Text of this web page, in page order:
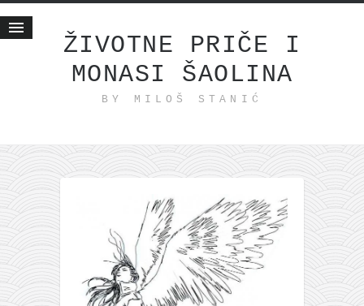
ŽIVOTNE PRIČE I
MONASI ŠAOLINA
BY MILOŠ STANIĆ
Životne priče
internet poslovanje
ishranom do zdravlja
moj haiku
momenti i mesta
bonus sadržaj
Svetlopis